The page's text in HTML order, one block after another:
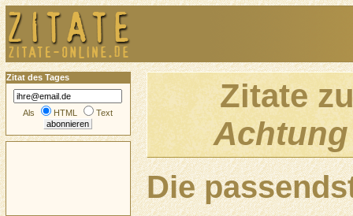
Zitate
Die
Zitat des Tages
Als HTML Text